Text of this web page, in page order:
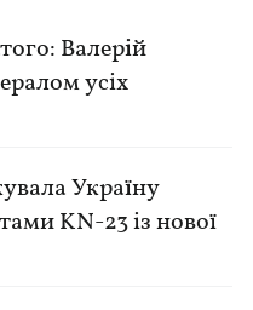
Валерій
усіх
Україну
KN-23 із нової